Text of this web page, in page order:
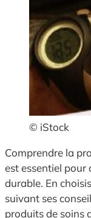
© iStock
Comprendre la
est essentiel
durable. En
suivant ses
produits de soins